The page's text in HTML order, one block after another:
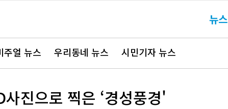
요뉴스
주얼 뉴스 우리동네 뉴스 시민기자 뉴스
진으로 찍은 ‘경성풍경'